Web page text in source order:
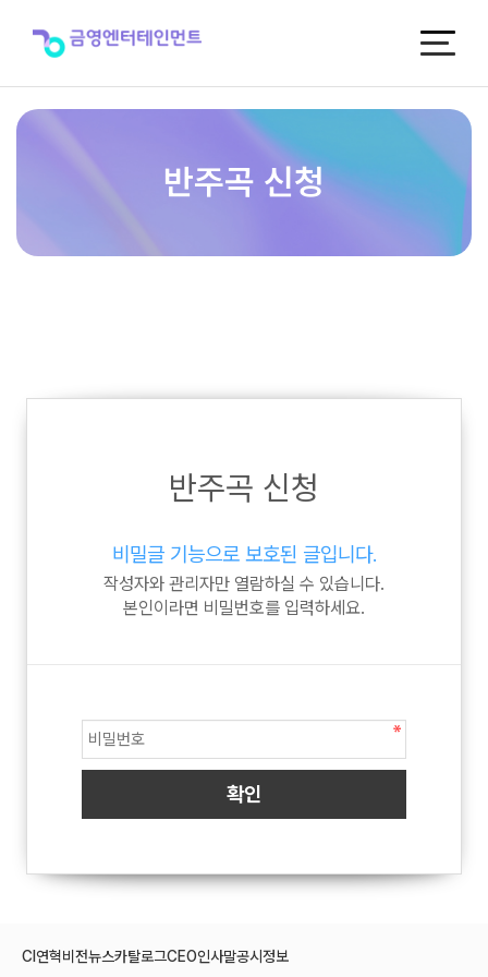
반주곡 신청
반주곡 신청
비밀글 기능으로 보호된 글입니다.
작성자와 관리자만 열람하실 수 있습니다.
본인이라면 비밀번호를 입력하세요.
CI 연혁비전뉴스카탈로그CEO인사말공시정보